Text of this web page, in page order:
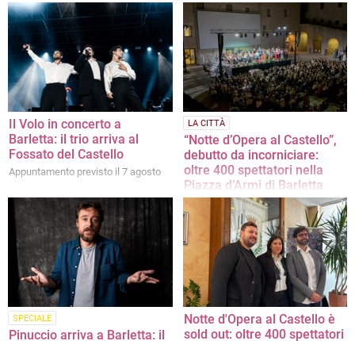
per il Piano Sicurezza
filtra ottimismo da Palazzo di Città
Il Volo in concerto a
Barletta: il trio arriva al
Fossato del Castello
Appuntamento previsto il 7 agosto
LA CITTÀ
“Notte d’Opera al Castello”,
debutto da incorniciare:
oltre 400 spettatori nella
Piazza d’Armi di Barletta
Una serata di alto profilo artistico
con l'Apulia Sinfonietta Orchestra e
giovani interpreti internazionali
SPECIALE
Pinuccio arriva a Barletta: il
Notte d'Opera al Castello è
sold out: oltre 400 spettatori